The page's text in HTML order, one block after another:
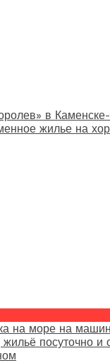
в
жилье на
на море на
жильё посуточно и